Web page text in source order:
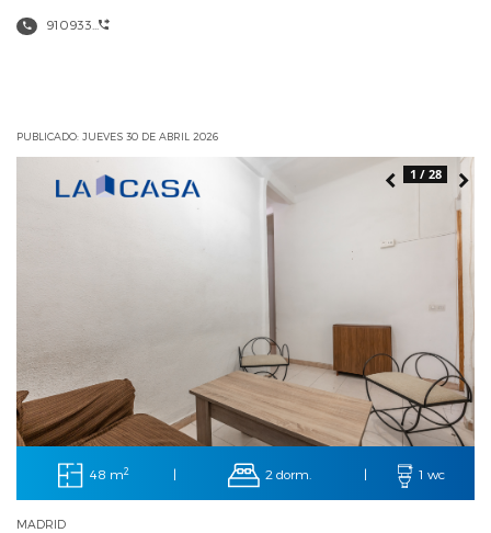
910933...
PUBLICADO: JUEVES 30 DE ABRIL 2026
1 / 28
48 m2 | 2 dorm. | 1 wc
MADRID